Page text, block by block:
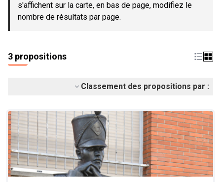
s'affichent sur la carte, en bas de page, modifiez le
nombre de résultats par page.
3 propositions
Classement des propositions par :